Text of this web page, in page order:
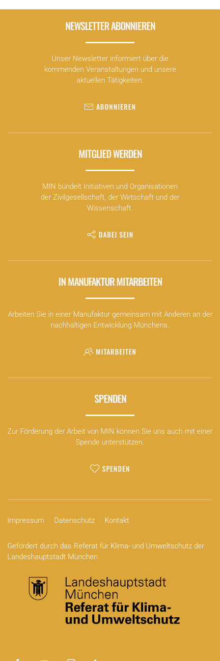
NEWSLETTER ABONNIEREN
Unser Newsletter informiert über die
kommenden Veranstaltungen und unsere
aktuellen Tätigkeiten.
ABONNIEREN
MITGLIED WERDEN
MIN bündelt Initiativen und Organisationen
der Zivilgesellschaft, der Wirtschaft und der
Wissenschaft.
DABEI SEIN
IN MANUFAKTUR MITARBEITEN
Arbeiten Sie in einer Manufaktur gemeinsam mit Anderen an der
nachhaltigen Entwicklung Münchens.
MITARBEITEN
SPENDEN
Zur Förderung der Arbeit von MIN können Sie uns auch mit einer
Spende unterstützen.
SPENDEN
Impressum Datenschutz Kontakt
Gefördert durch das Referat für Klima- und Umweltschutz der
Landeshauptstadt München